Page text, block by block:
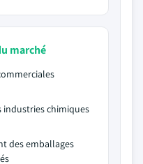
marché
industries chimiques
des emballages